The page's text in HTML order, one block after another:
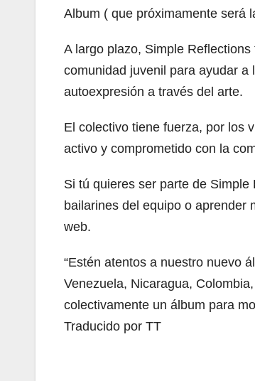
Album ( que próximamente será
A largo plazo, Simple
comunidad juvenil para ayudar
autoexpresión a través del arte.
El colectivo tiene fuerza, por los
activo y comprometido con la
Si tú quieres ser parte de
bailarines del equipo o aprender
web.
“Estén atentos a nuestro nuevo
Venezuela, Nicaragua,
colectivamente un álbum para
Traducido por TT